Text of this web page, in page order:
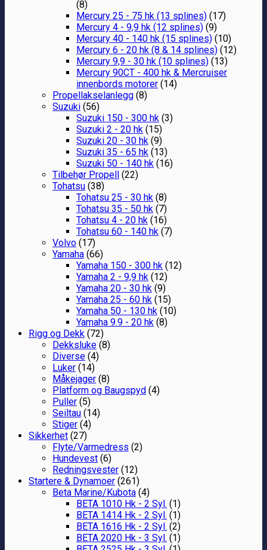
(8)
Mercury 25 - 75 hk (13 splines) (17)
Mercury 4 - 9,9 hk (12 splines) (9)
Mercury 40 - 140 hk (15 splines) (10)
Mercury 6 - 20 hk (8 & 14 splines) (12)
Mercury 9,9 - 30 hk (10 splines) (13)
Mercury 90CT - 400 hk & Mercruiser
innenbords motorer (14)
Propellakselanlegg (8)
Suzuki (56)
Suzuki 150 - 300 hk (3)
Suzuki 2 - 20 hk (15)
Suzuki 20 - 30 hk (9)
Suzuki 35 - 65 hk (13)
Suzuki 50 - 140 hk (16)
Tilbehør Propell (22)
Tohatsu (38)
Tohatsu 25 - 30 hk (8)
Tohatsu 35 - 50 hk (7)
Tohatsu 4 - 20 hk (16)
Tohatsu 60 - 140 hk (7)
Volvo (17)
Yamaha (66)
Yamaha 150 - 300 hk (12)
Yamaha 2 - 9,9 hk (12)
Yamaha 20 - 30 hk (9)
Yamaha 25 - 60 hk (15)
Yamaha 50 - 130 hk (10)
Yamaha 9.9 - 20 hk (8)
Rigg og Dekk (72)
Dekksluke (8)
Diverse (4)
Luker (14)
Måkejager (8)
Platform og Baugspyd (4)
Puller (5)
Seiltau (14)
Stiger (4)
Sikkerhet (27)
Flyte/Varmedress (2)
Hundevest (6)
Redningsvester (12)
Startere & Dynamoer (261)
Beta Marine/Kubota (4)
BETA 1010 Hk - 2 Syl. (1)
BETA 1414 Hk - 2 Syl. (1)
BETA 1616 Hk - 2 Syl. (2)
BETA 2020 Hk - 3 Syl. (1)